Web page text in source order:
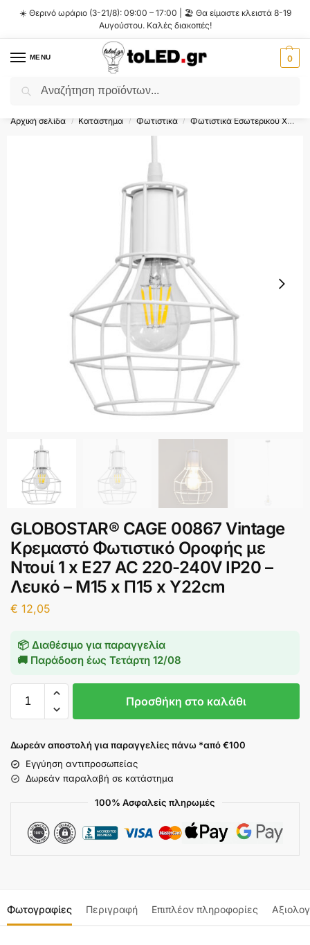
☀️ Θερινό ωράριο (3-21/8): 09:00 – 17:00 | 🏖️ Θα είμαστε κλειστά 8-19
Αυγούστου. Καλές διακοπές!
MENU 0
Flash Sale ⚡ 10% Έκπτωση με τον κωδικό
Αρχική σελίδα / Κατάστημα / Φωτιστικά / Φωτιστικά Εσωτερικού Χώρου
GLOBOSTAR® CAGE 00867 Vintage
Κρεμαστό Φωτιστικό Οροφής με
Ντουί 1 x E27 AC 220-240V IP20 –
Λευκό – Μ15 x Π15 x Υ22cm
€ 12,05
📦 Διαθέσιμο για παραγγελία
🚚 Παράδοση έως Τετάρτη 12/08
Προσθήκη στο καλάθι
Δωρεάν αποστολή για παραγγελίες πάνω *από €100
Εγγύηση αντιπροσωπείας
Δωρεάν παραλαβή σε κατάστημα
100% Ασφαλείς πληρωμές
Φωτογραφίες Περιγραφή Επιπλέον πληροφορίες